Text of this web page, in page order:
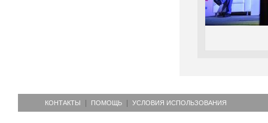
КОНТАКТЫ ПОМОЩЬ УСЛОВИЯ ИСПОЛЬЗОВАНИЯ